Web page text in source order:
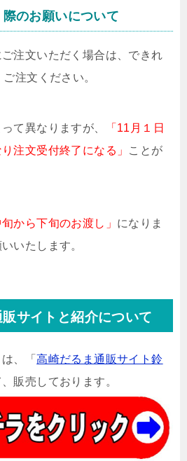
のお願いについて
注文いただく場合は、できれ
ご注文ください。
て異なりますが、
「11月１日
注文受付終了になる」 ことが
旬から下旬のお渡し」 になりま
いたします。
サイトと紹介について
、「高崎だるま通販サイト鈴
販売しております。